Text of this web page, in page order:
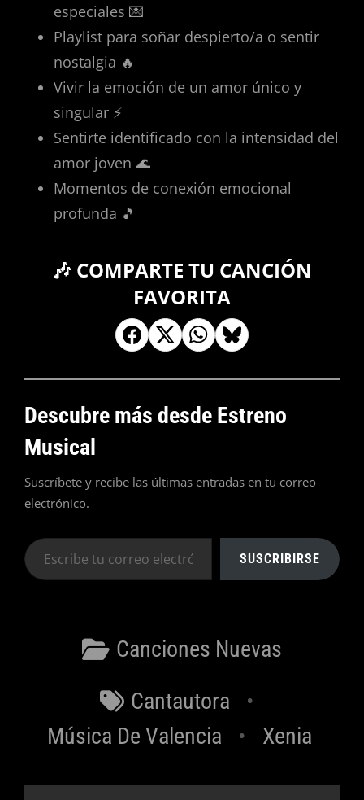
especiales 💌
Playlist para soñar despierto/a o sentir
nostalgia 🔥
Vivir la emoción de un amor único y
singular ⚡
Sentirte identificado con la intensidad del
amor joven 🌊
Momentos de conexión emocional
profunda 🎵
🎶 COMPARTE TU CANCIÓN
FAVORITA
Descubre más desde Estreno
Musical
Suscríbete y recibe las últimas entradas en tu correo
electrónico.
Escribe
tu
SUSCRIBIRSE
Categorías
Canciones Nuevas
Etiquetas
Cantautora
Música De Valencia
Xenia